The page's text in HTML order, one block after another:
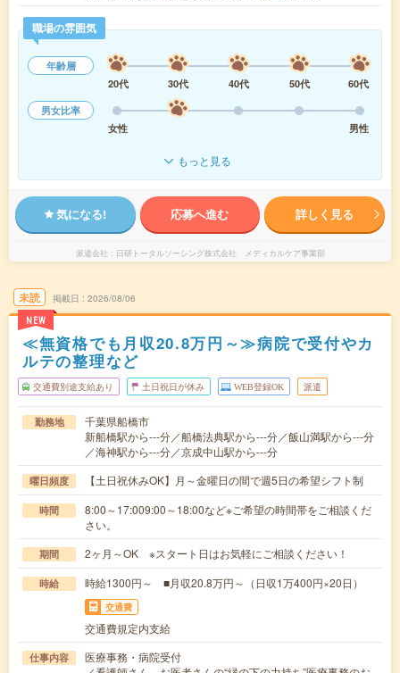
職場の雰囲気
年齢層
20代
30代 40代 50代
60代
男女比率
女性
男性
もっと見る
気になる! 応募へ進む 詳しく見る
派遣会社 日研トータルソーシング株式会社 メディカルケア事業部
未読
NEW
掲載日 2026/08/06
≪無資格でも月収20.8万円～≫病院で受付やカ
ルテの整理など
交通費別途支給あり 土日祝日が休み WEB登録OK 派遣
勤務地
千葉県船橋市
新船橋駅から---分／船橋法典駅から---分／飯山満駅から---分
／海神駅から---分／京成中山駅から---分
曜日頻度 【土日祝休みOK】月～金曜日の間で週5日の希望シフト制
時間
8:00～17:009:00～18:00など※ご希望の時間帯をご相談くだ
さい。
期間 2ヶ月～OK ※スタート日はお気軽にご相談ください！
時給 時給1300円～ ■月収20.8万円～（日収1万400円×20日）
交通費
交通費規定内支給
仕事内容
医療事務・病院受付